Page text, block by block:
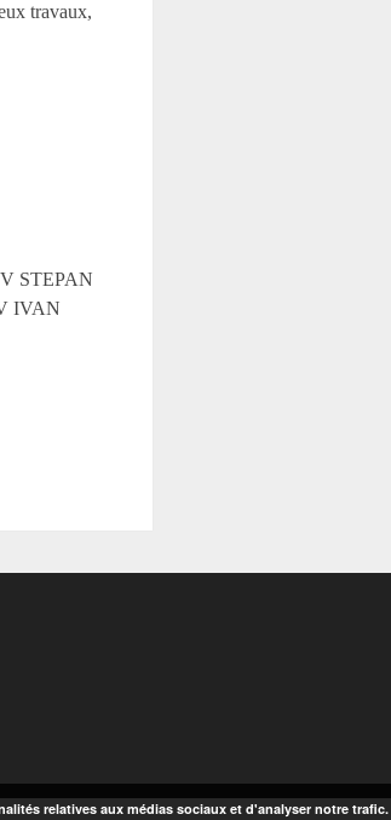
travaux,
STEPAN
IVAN
relatives aux médias sociaux et d'analyser notre trafic.